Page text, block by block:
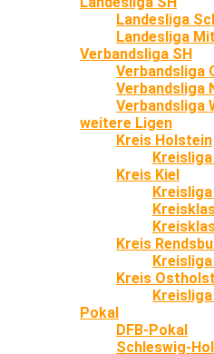
Landesliga
Landesliga
Verbandsliga SH
Verbandsliga
Verbandsliga
Verbandsliga
weitere Ligen
Kreis Holstein
Kreisliga
Kreis Kiel
Kreisliga
Kreis
Kreisliga
Kreis
Kreisliga
Pokal
DFB-Pokal
Schleswig-